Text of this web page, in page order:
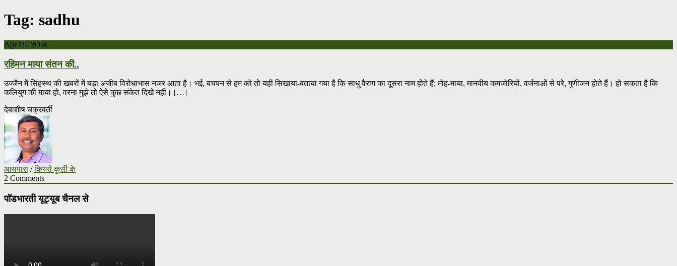
Tag: sadhu
Apr 19, 2004
रहिमन माया संतन की..
उज्जैन में सिंहस्थ की खबरों में बड़ा अजीब विरोधाभास नजर आता है। भई, बचपन से हम को तो यही सिखाया-बताया गया है कि साधु वैराग का दूसरा नाम होते हैं; मोह-माया, मानवीय कमजोरियों, वर्जनाओं से परे, गुणीजन होते हैं। हो सकता है कि
कलियुग की माया हो, वरना मुझे तो ऐसे कुछ संकेत दिखे नहीं। […]
देबाशीष चक्रवर्ती
आसपास /किस्से कुर्सी के
2 Comments
पॉडभारती यूट्यूब चैनल से